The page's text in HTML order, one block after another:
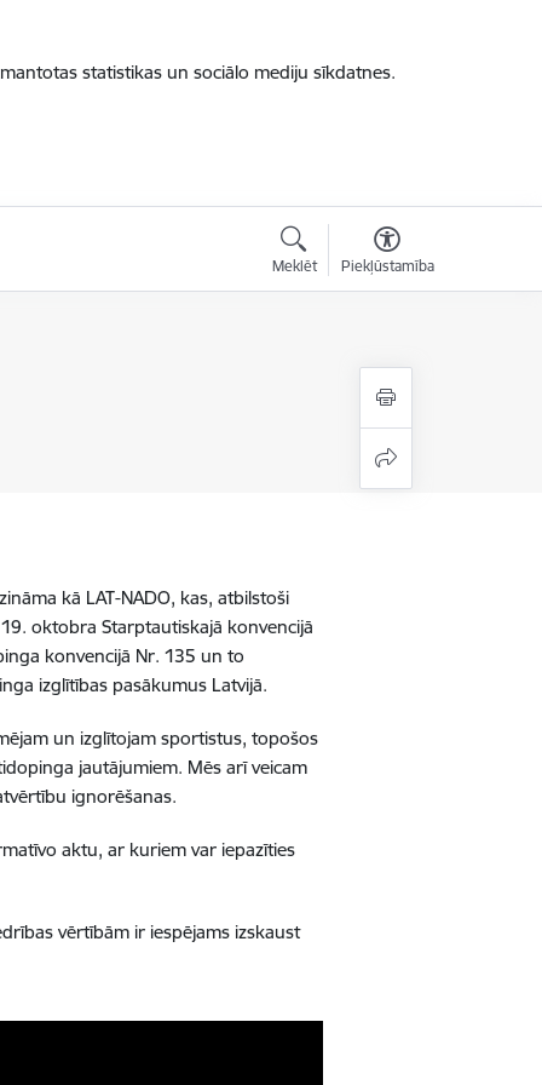
statistikas un sociālo mediju sīkdatnes.
Meklēt Piekļūstamība
kā LAT-NADO, kas, atbilstoši
oktobra Starptautiskajā konvencijā
konvencijā Nr. 135 un to
izglītības pasākumus Latvijā.
un izglītojam sportistus, topošos
jautājumiem. Mēs arī veicam
ignorēšanas.
aktu, ar kuriem var iepazīties
vērtībām ir iespējams izskaust